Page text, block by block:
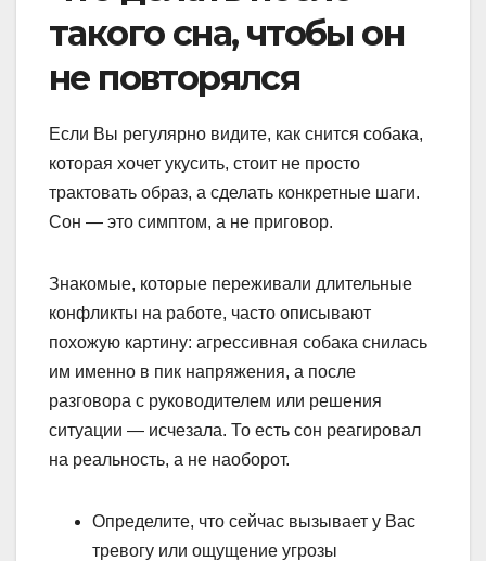
такого сна, чтобы он
не повторялся
Если Вы регулярно видите, как снится собака,
которая хочет укусить, стоит не просто
трактовать образ, а сделать конкретные шаги.
Сон — это симптом, а не приговор.
Знакомые, которые переживали длительные
конфликты на работе, часто описывают
похожую картину: агрессивная собака снилась
им именно в пик напряжения, а после
разговора с руководителем или решения
ситуации — исчезала. То есть сон реагировал
на реальность, а не наоборот.
Определите, что сейчас вызывает у Вас
тревогу или ощущение угрозы